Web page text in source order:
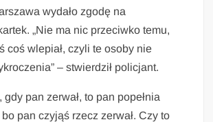
wydało zgodę na
„Nie ma nic przeciwko temu,
coś wlepiał, czyli te osoby nie
– stwierdził policjant.
pan zerwał, to pan popełnia
pan czyjąś rzecz zerwał. Czy to